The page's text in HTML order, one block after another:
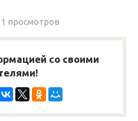
просмотров
со своими